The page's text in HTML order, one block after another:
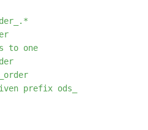
to one
prefix ods_